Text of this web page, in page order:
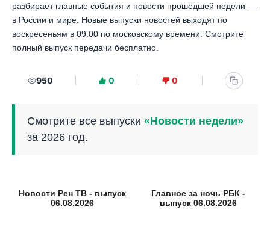
разбирает главные события и новости прошедшей недели —
в России и мире. Новые выпуски новостей выходят по
воскресеньям в 09:00 по московскому времени. Смотрите
полный выпуск передачи бесплатно.
950 0 0
Смотрите все выпуски «Новости недели»
за 2026 год.
Новости Рен ТВ - выпуск
06.08.2026
Главное за ночь РБК -
выпуск 06.08.2026